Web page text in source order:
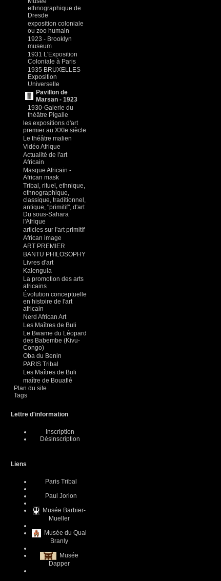
ethnographique de
Dresde
exposition coloniale
ou zoo humain
1923 - Brooklyn
museum
1931 L'Exposition
Coloniale à Paris
1935 BRUXELLES
Exposition
Universelle
Pavillon de
Marsan - 1923
1930-Galerie du
théâtre Pigalle
les expositions d'art
premier au XXIe siècle
Le théâtre malien
Vidéo Afrique
Actualité de l'art
Africain
Masque Africain -
African mask
Tribal, rituel, ethnique,
ethnographique,
classique, traditionnel,
antique, "primitif", d'art
Du sous-Sahara
l'Afrique
articles sur l'art primitif
African image
ART PREMIER
BANTU PHILOSOPHY
Livres d'art
Kalengula
La promotion des arts
africains
Évolution conceptuelle
en histoire de l'art
africain
Nerd African Art
Les Maîtres de Buli
Le Bwame du Léopard
des Babembe (Kivu-
Congo)
Oba du Benin
PARIS Tribal
Les Maîtres de Buli
maître de Bouaflé
Plan du site
Tags
Lettre d'information
Inscription
Désinscription
Liens
Paris Tribal
Paul Jorion
Musée Barbier-
Mueller
Musée du Quai
Branly
Musée
Dapper